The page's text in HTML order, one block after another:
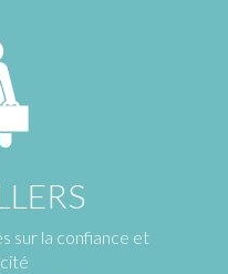
sur la confiance et